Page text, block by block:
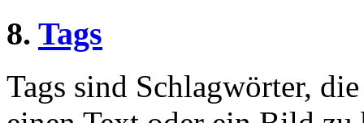
8. Tags
Tags sind Schlagwörter,